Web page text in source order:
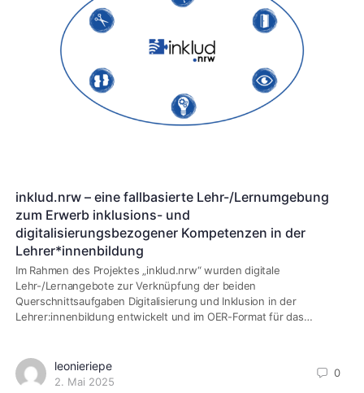
inklud.nrw – eine fallbasierte Lehr-/Lernumgebung
zum Erwerb inklusions- und
digitalisierungsbezogener Kompetenzen in der
Lehrer*innenbildung
Im Rahmen des Projektes „inklud.nrw“ wurden digitale
Lehr-/Lernangebote zur Verknüpfung der beiden
Querschnittsaufgaben Digitalisierung und Inklusion in der
Lehrer:innenbildung entwickelt und im OER-Format für das…
leonieriepe
2. Mai 2025
0